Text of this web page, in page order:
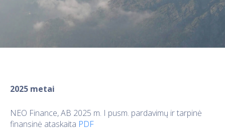
2025 metai
NEO Finance, AB 2025 m. I pusm. pardavimų ir tarpinė
finansinė ataskaita PDF